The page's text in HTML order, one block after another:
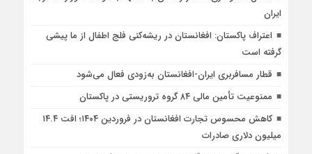
ایران
اعتراف پاکستان: افغانستان در ریشه‌کنی فلج اطفال از ما پیشی
گرفته است
قطار مسافربری ایران-افغانستان به‌زودی فعال می‌شود
ممنوعیت تأمین مالی ۸۴ گروه تروریستی در پاکستان
کاهش محسوس تجارت افغانستان در فروردین ۱۴۰۴؛ افت ۱۴.۴
میلیون دلاری صادرات